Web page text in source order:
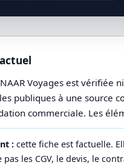
Voyages est vérifiée
publiques à une source
commerciale. Les
: cette fiche est factuelle.
pas les CGV, le devis, le